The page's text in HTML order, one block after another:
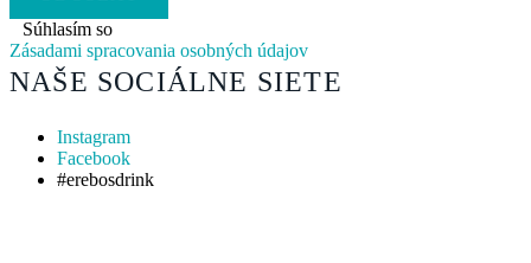
Súhlasím so
Zásadami spracovania osobných údajov
NAŠE SOCIÁLNE SIETE
Instagram
Facebook
#erebosdrink